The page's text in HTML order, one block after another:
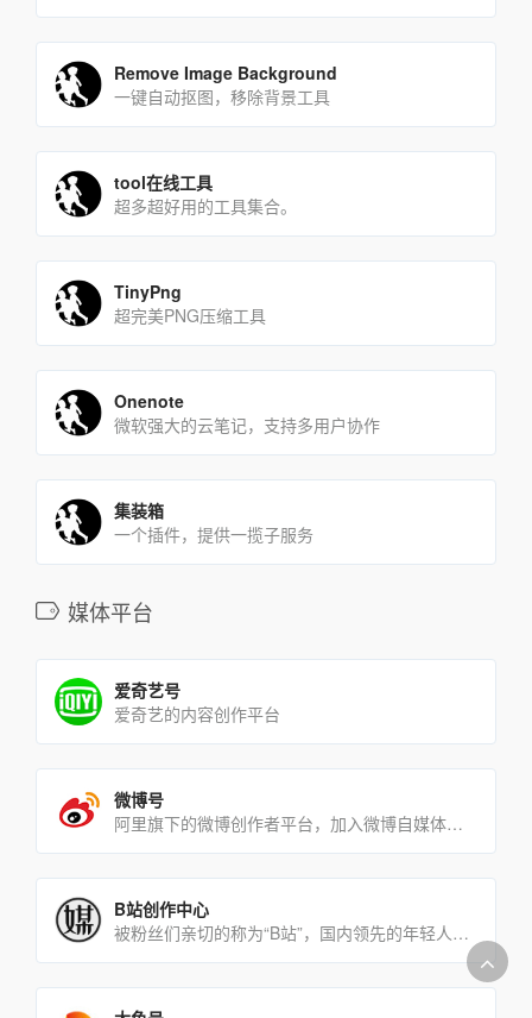
Remove Image Background
一键自动抠图，移除背景工具
tool在线工具
超多超好用的工具集合。
TinyPng
超完美PNG压缩工具
Onenote
微软强大的云笔记，支持多用户协作
集装箱
一个插件，提供一揽子服务
媒体平台
爱奇艺号
爱奇艺的内容创作平台
微博号
阿里旗下的微博创作者平台，加入微博自媒体，你就是品牌
B站创作中心
被粉丝们亲切的称为“B站”，国内领先的年轻人文化社区